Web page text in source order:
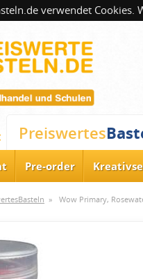
verwendet Cookies.
Preiswertes
Pre-order
» Wow Primary,